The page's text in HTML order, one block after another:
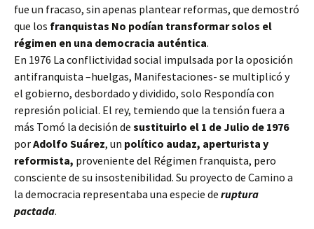
fue un fracaso, sin apenas plantear reformas, que demostró
que los franquistas No podían transformar solos el
régimen en una democracia auténtica.
En 1976 La conflictividad social impulsada por la oposición
antifranquista –huelgas, Manifestaciones- se multiplicó y
el gobierno, desbordado y dividido, solo Respondía con
represión policial. El rey, temiendo que la tensión fuera a
más Tomó la decisión de sustituirlo el 1 de Julio de 1976
porAdolfo Suárez, un político audaz, aperturista y
reformista, proveniente del Régimen franquista, pero
consciente de su insostenibilidad. Su proyecto de Camino a
la democracia representaba una especie de ruptura
pactada.